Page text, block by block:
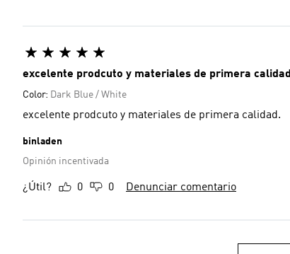
excelente prodcuto y materiales de primera calidad
Color: Dark Blue / White
excelente prodcuto y materiales de primera calidad.
binladen
Opinión incentivada
¿Útil? 0 0 Denunciar comentario